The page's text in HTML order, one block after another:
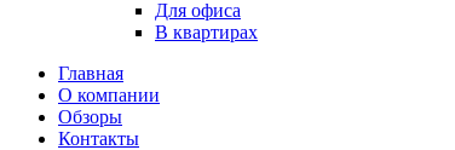
Для офиса
В квартирах
Главная
О компании
Обзоры
Контакты